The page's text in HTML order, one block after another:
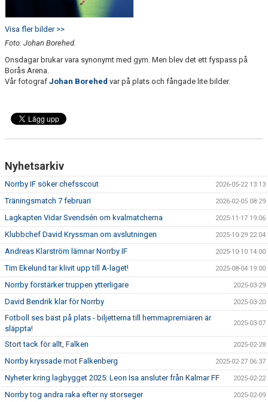
Visa fler bilder >>
Foto: Johan Borehed.
Onsdagar brukar vara synonymt med gym. Men blev det ett fyspass på
Borås Arena.
Vår fotograf Johan Borehed var på plats och fångade lite bilder.
Nyhetsarkiv
Norrby IF söker chefsscout 2026-05-22 13:13
Träningsmatch 7 februari 2026-02-05 08:29
Lagkapten Vidar Svendsén om kvalmatcherna 2025-11-17 19:06
Klubbchef David Kryssman om avslutningen 2025-10-29 22:04
Andreas Klarström lämnar Norrby IF 2025-10-10 14:00
Tim Ekelund tar klivit upp till A-laget! 2025-08-04 19:00
Norrby förstärker truppen ytterligare 2025-03-29
David Bendrik klar för Norrby 2025-03-20
Fotboll ses bäst på plats - biljetterna till hemmapremiären är
släppta!
2025-03-07
Stort tack för allt, Falken 2025-02-28
Norrby kryssade mot Falkenberg 2025-02-27 06:37
Nyheter kring lagbygget 2025: Leon Isa ansluter från Kalmar FF 2025-02-22
Norrby tog andra raka efter ny storseger 2025-02-09